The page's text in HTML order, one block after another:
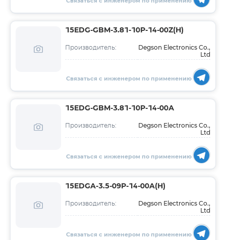
15EDG-GBM-3.81-10P-14-00Z(H)
Производитель:
Degson Electronics Co.,
Ltd
Связаться с инженером по применению
15EDG-GBM-3.81-10P-14-00А
Производитель:
Degson Electronics Co.,
Ltd
Связаться с инженером по применению
15EDGA-3.5-09P-14-00A(H)
Производитель:
Degson Electronics Co.,
Ltd
Связаться с инженером по применению